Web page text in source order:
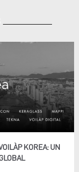
KOREA: UN